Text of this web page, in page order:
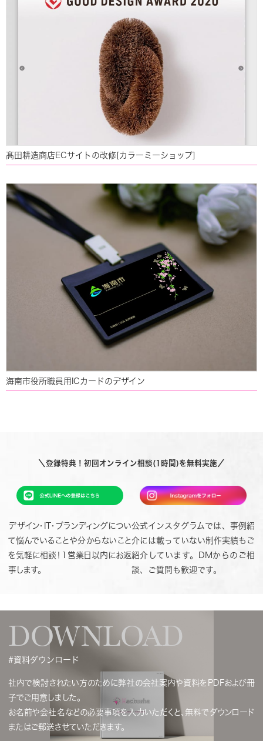
髙田耕造商店ECサイトの改修[カラーミーショップ]
海南市役所職員用ICカードのデザイン
＼登録特典！初回オンライン相談(1時間)を無料実施／
デザイン・IT・ブランディングについ
て悩んでいることや分からないこと
を気軽に相談！1営業日以内にお返
事します。
公式インスタグラムでは、事例紹
介には載っていない制作実績もご
紹介しています。DMからのご相
談、ご質問も歓迎です。
DOWNLOAD
#資料ダウンロード
社内で検討されたい方のために弊社の会社案内や資料をPDFおよび冊
子でご用意しました。
お名前や会社名などの必要事項を入力いただくと、無料でダウンロード
またはご郵送させていただきます。